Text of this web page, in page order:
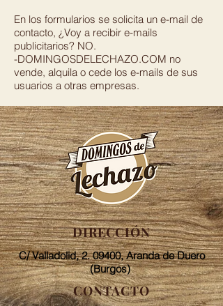
En los formularios se solicita un e-mail de
contacto, ¿Voy a recibir e-mails
publicitarios? NO.
-DOMINGOSDELECHAZO.COM no
vende, alquila o cede los e-mails de sus
usuarios a otras empresas.
DIRECCIÓN
C/ Valladolid, 2. 09400, Aranda de Duero
(Burgos)
CONTACTO